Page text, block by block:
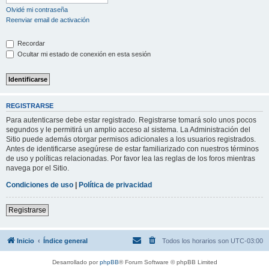
Olvidé mi contraseña
Reenviar email de activación
Recordar
Ocultar mi estado de conexión en esta sesión
REGISTRARSE
Para autenticarse debe estar registrado. Registrarse tomará solo unos pocos
segundos y le permitirá un amplio acceso al sistema. La Administración del
Sitio puede además otorgar permisos adicionales a los usuarios registrados.
Antes de identificarse asegúrese de estar familiarizado con nuestros términos
de uso y políticas relacionadas. Por favor lea las reglas de los foros mientras
navega por el Sitio.
Condiciones de uso | Política de privacidad
Registrarse
Inicio Índice general Todos los horarios son UTC-03:00
Desarrollado porphpBB® Forum Software © phpBB Limited